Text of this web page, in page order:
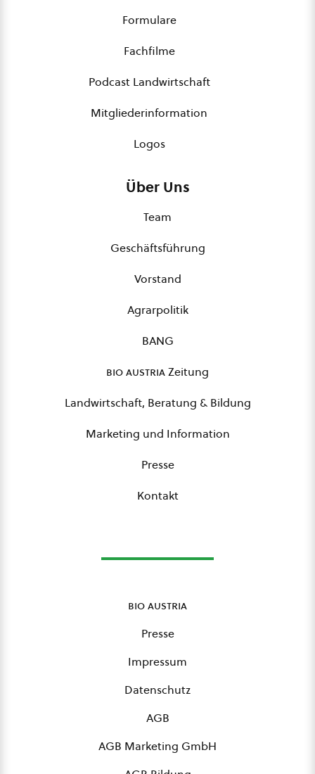
Formulare
Fachfilme
Podcast Landwirtschaft
Mitgliederinformation
Logos
Über Uns
Team
Geschäftsführung
Vorstand
Agrarpolitik
BANG
bio austriaZeitung
Landwirtschaft, Beratung & Bildung
Marketing und Information
Presse
Kontakt
bio austria
Presse
Impressum
Datenschutz
AGB
AGB Marketing GmbH